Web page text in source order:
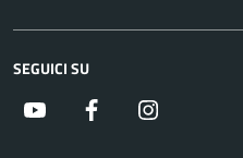
SEGUICI SU
Youtube Facebook